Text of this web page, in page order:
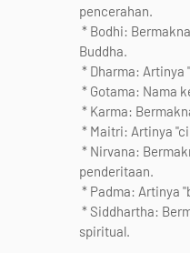
pencerahan.
* Bodhi:
Buddha.
* Dharma: Artinya
* Gotama: Nama
* Karma:
* Maitri: Artinya
* Nirvana:
penderitaan.
* Padma: Artinya
* Siddhartha:
spiritual.